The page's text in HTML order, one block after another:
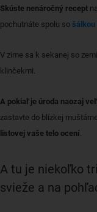
Skúste nenáročný recept
pochutnáte spolu so šálkou
V zime sa k sekanej so
klinčekmi.
A pokiaľ je úroda naozaj
zastavte do blízkej muštárne.
listovej vaše telo ocení
A tu je niekoľko
svieže a na